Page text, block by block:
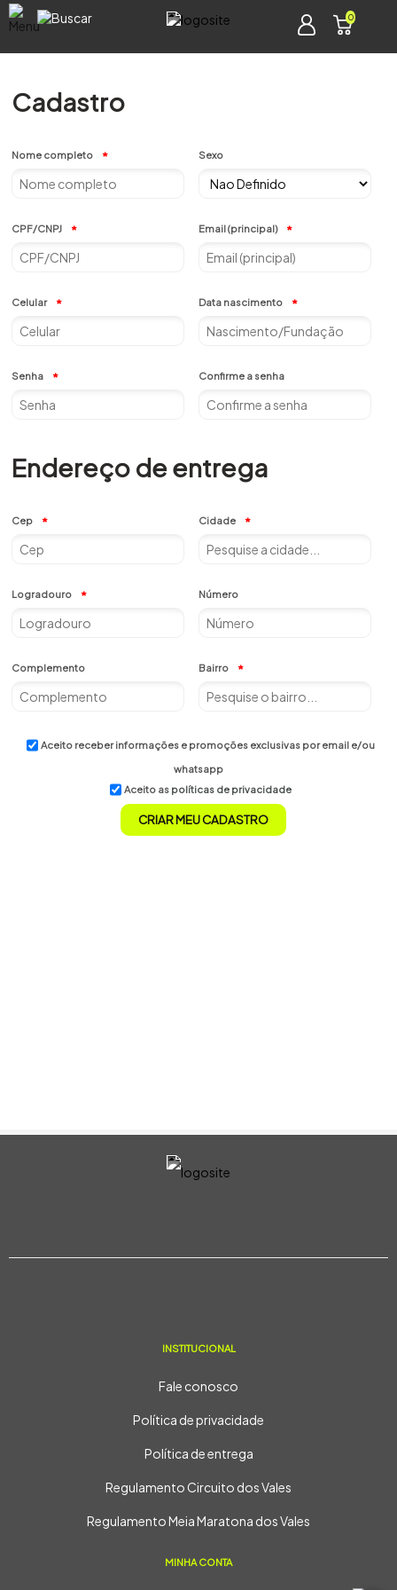
0
Cadastro
Nome completo Sexo
CPF/CNPJ Email (principal)
Celular Data nascimento
Senha Confirme a senha
Endereço de entrega
Cep Cidade
Logradouro Número
Complemento Bairro
Aceito receber informações e promoções exclusivas por email e/ou
whatsapp
Aceito as políticas de privacidade
CRIAR MEU CADASTRO
INSTITUCIONAL
Fale conosco
Política de privacidade
Política de entrega
Regulamento Circuito dos Vales
Regulamento Meia Maratona dos Vales
MINHA CONTA